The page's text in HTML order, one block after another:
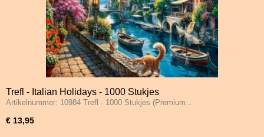
Trefl - Italian Holidays - 1000 Stukjes
Artikelnummer: 10984 Trefl - 1000 Stukjes (Premium…
€ 13,95